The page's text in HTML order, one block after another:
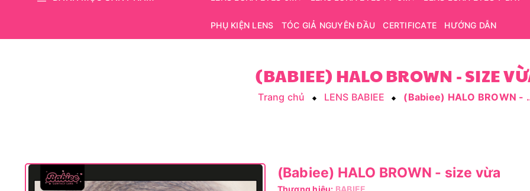
PHỤ KIỆN LENS TÓC GIẢ NGUYÊN ĐẦU CERTIFICATE HƯỚNG DẪN
(BABIEE) HALO BROWN - SIZE
Trang chủ LENS BABIEE (Babiee)
(Babiee) HALO BROWN - size vừa
Thương hiệu: BABIEE